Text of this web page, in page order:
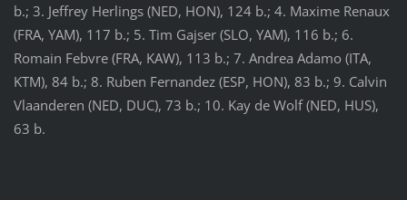
b.; 3. Jeffrey Herlings (NED, HON), 124 b.; 4. Maxime Renaux
(FRA, YAM), 117 b.; 5. Tim Gajser (SLO, YAM), 116 b.; 6.
Romain Febvre (FRA, KAW), 113 b.; 7. Andrea Adamo (ITA,
KTM), 84 b.; 8. Ruben Fernandez (ESP, HON), 83 b.; 9. Calvin
Vlaanderen (NED, DUC), 73 b.; 10. Kay de Wolf (NED, HUS),
63 b.